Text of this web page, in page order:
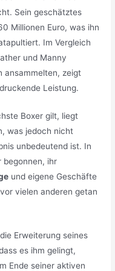
Sein geschätztes
Millionen Euro, was ihn
Im Vergleich
und Manny
ansammelten, zeigt
Leistung.
Boxer gilt, liegt
was jedoch nicht
unbedeutend ist. In
begonnen, ihr
und eigene Geschäfte
vielen anderen getan
Erweiterung seines
es ihm gelingt,
Ende seiner aktiven